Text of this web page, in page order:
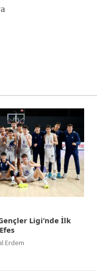
Ligi’nde İlk
Erdem